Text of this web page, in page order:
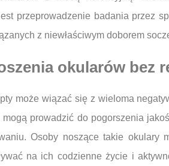
przeprowadzenie badania przez
z niewłaściwym doborem
okularów bez
może wiązać się z wieloma
prowadzić do pogorszenia
Osoby noszące takie
na ich codzienne życie i